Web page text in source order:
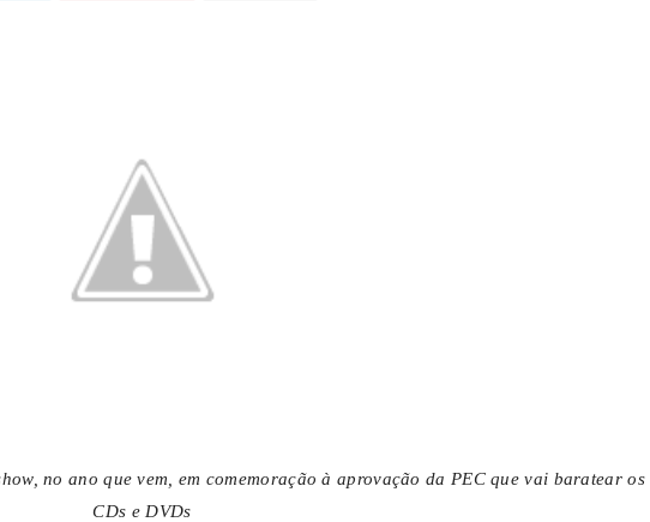
no ano que vem, em comemoração à aprovação da PEC que vai baratear os
CDs e DVDs